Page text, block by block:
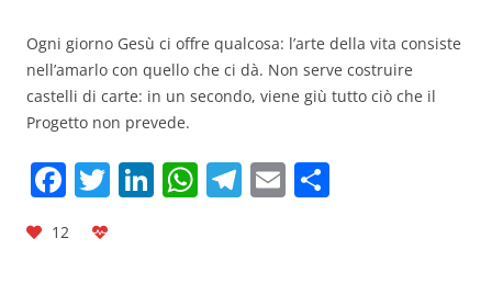
Ogni giorno Gesù ci offre qualcosa: l’arte della vita consiste
nell’amarlo con quello che ci dà. Non serve costruire
castelli di carte: in un secondo, viene giù tutto ciò che il
Progetto non prevede.
F
a
c
T Li W T E
12